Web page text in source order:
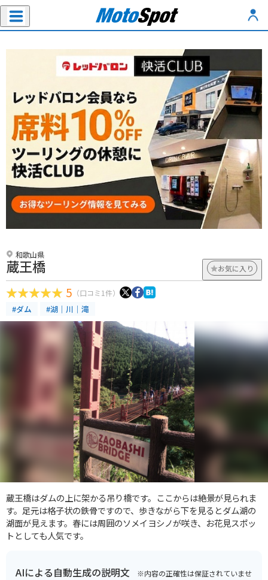
和歌山県
蔵王橋 お気に入り
5 （口コミ1件）
#ダム #湖｜川｜滝
蔵王橋はダムの上に架かる吊り橋です。ここからは絶景が見られま
す。足元は格子状の鉄骨ですので、歩きながら下を見るとダム湖の
湖面が見えます。春には周囲のソメイヨシノが咲き、お花見スポッ
トとしても人気です。
AIによる自動生成の説明文 ※内容の正確性は保証されていませ